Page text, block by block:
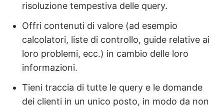
risoluzione tempestiva delle query.
Offri contenuti di valore (ad esempio
calcolatori, liste di controllo, guide relative ai
loro problemi, ecc.) in cambio delle loro
informazioni.
Tieni traccia di tutte le query e le domande
dei clienti in un unico posto, in modo da non